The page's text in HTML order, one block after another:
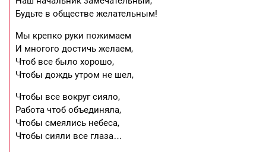
Будьте в обществе желательным!
Мы крепко руки пожимаем
И многого достичь желаем,
Чтоб все было хорошо,
Чтобы дождь утром не шел,
Чтобы все вокруг сияло,
Работа чтоб объединяла,
Чтобы смеялись небеса,
Чтобы сияли все глаза…